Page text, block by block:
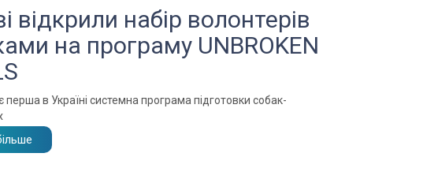
відкрили набір волонтерів
на програму UNBROKEN
перша в Україні системна програма підготовки собак-